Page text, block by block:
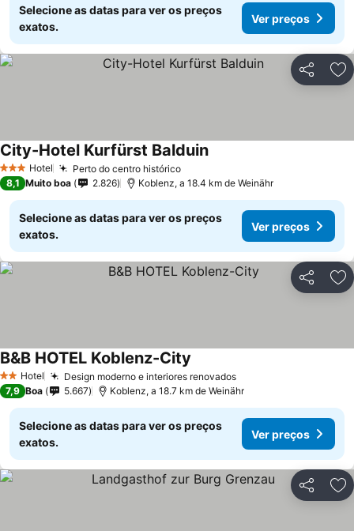
Selecione as datas para ver os preços
exatos.
Ver preços
Partilhar
3 EstrelasHotel Perto do centro histórico
City-Hotel Kurfürst Balduin
8,1 Muito boa 2.826 Koblenz, a 18.4 km de Weinähr
Selecione as datas para ver os preços
exatos.
Ver preços
Partilhar
2 Estrelas
Hotel Design moderno e interiores renovados
B&B HOTEL Koblenz-City
7,9 Boa 5.667 Koblenz, a 18.7 km de Weinähr
Selecione as datas para ver os preços
exatos.
Ver preços
Partilhar